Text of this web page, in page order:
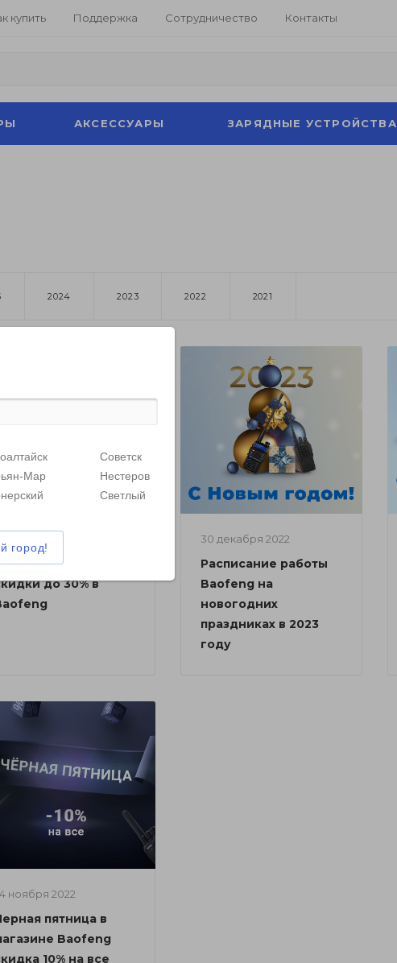
Мар
Советск
Нестеров
Светлый
купить Поддержка Сотрудничество Контакты
АКСЕССУАРЫ ЗАРЯДНЫЕ УСТРОЙСТВА
2024 2023 2022 2021
до 30% в
30 декабря 2022
Расписание работы
Baofeng на
новогодних
праздниках в 2023
году
24 ноября 2022
пятница в
Baofeng
10% на все